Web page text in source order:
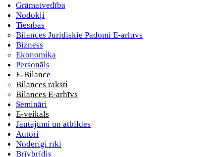
Grāmatvedība
Nodokļi
Tiesības
Bilances Juridiskie Padomi E-arhīvs
Bizness
Ekonomika
Personāls
E-Bilance
Bilances raksti
Bilances E-arhīvs
Semināri
E-veikals
Jautājumi un atbildes
Autori
Noderīgi rīki
Brīvbrīdis